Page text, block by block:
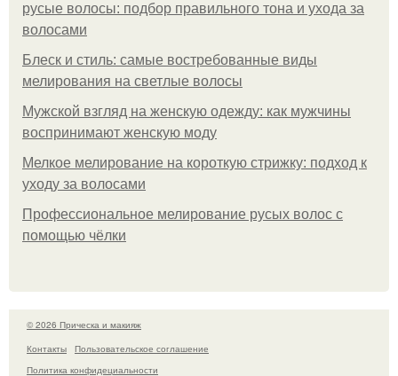
русые волосы: подбор правильного тона и ухода за
волосами
Блеск и стиль: самые востребованные виды
мелирования на светлые волосы
Мужской взгляд на женскую одежду: как мужчины
воспринимают женскую моду
Мелкое мелирование на короткую стрижку: подход к
уходу за волосами
Профессиональное мелирование русых волос с
помощью чёлки
© 2026 Прическа и макияж
Контакты
Пользовательское соглашение
Политика конфидециальности